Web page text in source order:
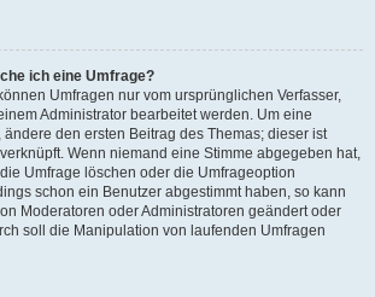
ich eine Umfrage?
Umfragen nur vom ursprünglichen Verfasser,
Administrator bearbeitet werden. Um eine
den ersten Beitrag des Themas; dieser ist
Wenn niemand eine Stimme abgegeben hat,
Umfrage löschen oder die Umfrageoption
schon ein Benutzer abgestimmt haben, so kann
Moderatoren oder Administratoren geändert oder
soll die Manipulation von laufenden Umfragen